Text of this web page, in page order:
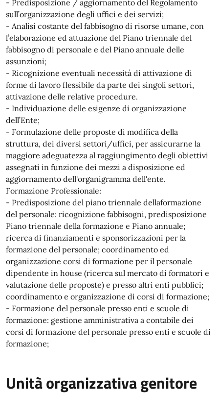
- Predisposizione / aggiornamento del Regolamento
sull’organizzazione degli uffici e dei servizi;
- Analisi costante del fabbisogno di risorse umane, con
l’elaborazione ed attuazione del Piano triennale del
fabbisogno di personale e del Piano annuale delle
assunzioni;
- Ricognizione eventuali necessità di attivazione di
forme di lavoro flessibile da parte dei singoli settori,
attivazione delle relative procedure.
- Individuazione delle esigenze di organizzazione
dell’Ente;
- Formulazione delle proposte di modifica della
struttura, dei diversi settori/uffici, per assicurarne la
maggiore adeguatezza al raggiungimento degli obiettivi
assegnati in funzione dei mezzi a disposizione ed
aggiornamento dell'organigramma dell'ente.
Formazione Professionale:
- Predisposizione del piano triennale dellaformazione
del personale: ricognizione fabbisogni, predisposizione
Piano triennale della formazione e Piano annuale;
ricerca di finanziamenti e sponsorizzazioni per la
formazione del personale; coordinamento ed
organizzazione corsi di formazione per il personale
dipendente in house (ricerca sul mercato di formatori e
valutazione delle proposte) e presso altri enti pubblici;
coordinamento e organizzazione di corsi di formazione;
- Formazione del personale presso enti e scuole di
formazione: gestione amministrativa a contabile dei
corsi di formazione del personale presso enti e scuole di
formazione;
Unità organizzativa genitore